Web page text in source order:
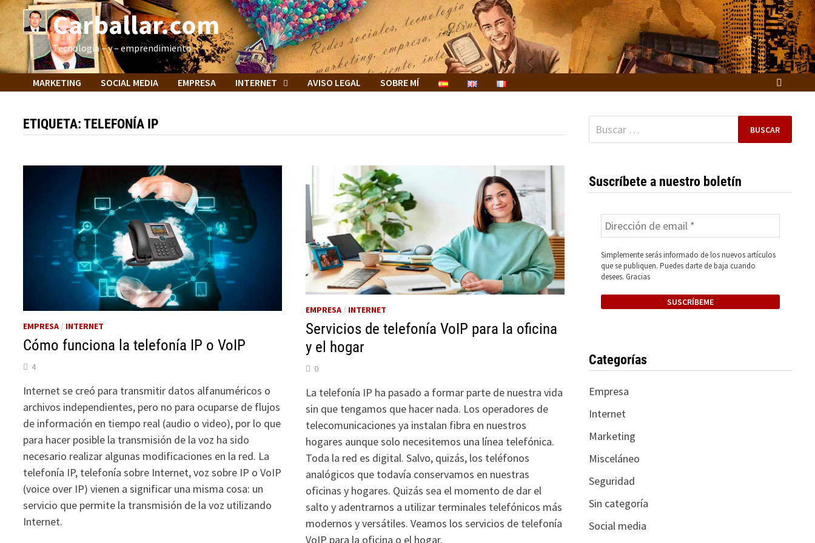
Saltar
contenido Carballar.com
Tecnología – y – emprendimiento
MARKETING SOCIAL MEDIA EMPRESA INTERNET AVISO LEGAL SOBRE MÍ
ETIQUETA:TELEFONÍA IP
EMPRESA / INTERNET
Cómo funciona la telefonía IP o VoIP
4
Internet se creó para transmitir datos alfanuméricos o
archivos independientes, pero no para ocuparse de flujos
de información en tiempo real (audio o video), por lo que
para hacer posible la transmisión de la voz ha sido
necesario realizar algunas modificaciones en la red. La
telefonía IP, telefonía sobre Internet, voz sobre IP o VoIP
(voice over IP) vienen a significar una misma cosa: un
servicio que permite la transmisión de la voz utilizando
Internet.
EMPRESA/ INTERNET
Servicios de telefonía VoIP para la oficina
y el hogar
0
La telefonía IP ha pasado a formar parte de nuestra vida
sin que tengamos que hacer nada. Los operadores de
telecomunicaciones ya instalan fibra en nuestros
hogares aunque solo necesitemos una línea telefónica.
Toda la red es digital. Salvo, quizás, los teléfonos
analógicos que todavía conservamos en nuestras
oficinas y hogares. Quizás sea el momento de dar el
salto y adentrarnos a utilizar terminales telefónicos más
modernos y versátiles. Veamos los servicios de telefonía
VoIP para la oficina o el hogar.
Buscar:
Suscríbete a nuestro boletín
Simplemente serás informado de los nuevos artículos
que se publiquen. Puedes darte de baja cuando
desees. Gracias
Categorías
Empresa
Internet
Marketing
Misceláneo
Seguridad
Sin categoría
Social media